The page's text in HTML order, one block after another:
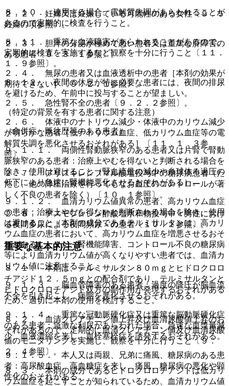
８．１０． 連用する場合、電解質失調があらわれることが
あるので定期的に検査を行うこと。
８．１１． 重篤な血液障害があらわれることがあるので、
定期的に検査を実施するなど観察を十分に行うこと〔１１．
１．９参照〕。
８．１２． 夜間の休息が特に必要な患者には、夜間の排尿
を避けるため、午前中に投与することが望ましい。
（特定の背景を有する患者に関する注意）
（合併症・既往歴等のある患者）
９．１．１． 両側性腎動脈狭窄のある患者又は片腎で腎動
脈狭窄のある患者：治療上やむを得ないと判断される場合を
除き、使用は避けること（腎血流量の減少や糸球体ろ過圧の
低下により急速に腎機能悪化させるおそれがある）。
９．１．２． 血清カリウム値異常の患者、高カリウム血症
の患者：治療上やむを得ないと判断される場合を除き、使用
は避けること（本剤の成分であるテルミサルタンは、高カリ
ウム血症の患者において、高カリウム血症を増悪させるおそ
れがある）。また、腎機能障害、コントロール不良の糖尿病
等により血清カリウム値が高くなりやすい患者では、血清カ
リウム値に注意すること。
９．１．３． 脳血管障害のある患者：過度の降圧が脳血流
不全を引き起こし、病態を悪化させるおそれがある。
９．１．４． 重篤な冠動脈硬化症又は重篤な脳動脈硬化症
のある患者：急激な利尿があらわれた場合、急速な血漿量減
少、血液濃縮を来し、血栓塞栓症を誘発するおそれがある。
９．１．５． 本人又は両親、兄弟に痛風、糖尿病のある患
者：高尿酸血症、高血糖症を来し、痛風、糖尿病の悪化や顕
性化のおそれがある。
２．２． 妊婦又は妊娠している可能性のある女性〔９．５
妊婦の項参照〕。
２．３． 胆汁の分泌が極めて悪い患者又は重篤な肝障害の
ある患者〔９．３．１参照〕。
２．４． 無尿の患者又は血液透析中の患者［本剤の効果が
期待できない］〔９．２．１参照〕。
２．５． 急性腎不全の患者〔９．２．２参照〕。
２．６． 体液中のナトリウム減少・体液中のカリウム減少
が明らかな患者［低ナトリウム血症、低カリウム血症等の電
解質失調を悪化させるおそれがある］〔１１．１．３参
照〕。
２．７． アリスキレンフマル酸塩投与中の糖尿病患者（た
だし、他の降圧治療を行ってもなお血圧のコントロールが著
しく不良の患者を除く）〔１０．１参照〕。
２．８． デスモプレシン酢酸塩水和物投与中＜男性におけ
る夜間多尿による夜間頻尿＞の患者〔１０．１参照〕。
重要な基本的注意
８．１． 本剤は、テルミサルタン８０ｍｇとヒドロクロロ
チアジド１２．５ｍｇとの配合剤であり、テルミサルタンと
ヒドロクロロチアジド双方の副作用が発現するおそれがある
ため、適切に本剤の使用を検討すること。
８．２． 血清クレアチニン値上昇及び血清尿酸値上昇のお
それがあるので、定期的に血清クレアチニン値及び血清尿酸
値のモニタリングを実施し、観察を十分に行うこと〔９．
２．４参照〕。
８．３． 本剤の成分であるヒドロクロロチアジドは低カリ
ウム血症を起こすことが知られているため、血清カリウム値